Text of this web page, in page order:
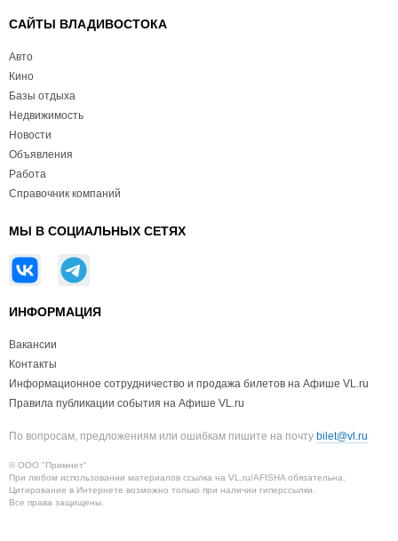
САЙТЫ ВЛАДИВОСТОКА
Авто
Кино
Базы отдыха
Недвижимость
Новости
Объявления
Работа
Справочник компаний
МЫ В СОЦИАЛЬНЫХ СЕТЯХ
ИНФОРМАЦИЯ
Вакансии
Контакты
Информационное сотрудничество и продажа билетов на Афише VL.ru
Правила публикации события на Афише VL.ru
По вопросам, предложениям или ошибкам пишите на почту bilet@vl.ru
© ООО "Примнет"
При любом использовании материалов ссылка на VL.ru/AFISHA обязательна.
Цитирование в Интернете возможно только при наличии гиперссылки.
Все права защищены.